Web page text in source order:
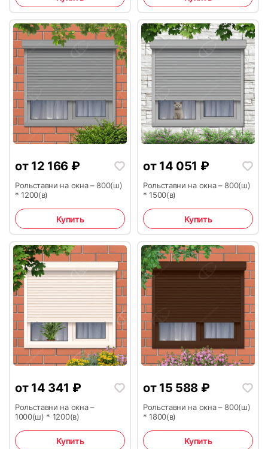
11 12
13 14
15 16
17 18
20
от 12 166 ₽
Рольставни на окна – 800(ш)
* 1200(в)
Купить
от 14 051 ₽
Рольставни на окна – 800(ш)
* 1500(в)
Купить
от 14 341 ₽
Рольставни на окна –
1000(ш) * 1200(в)
Купить
от 15 588 ₽
Рольставни на окна – 800(ш)
* 1800(в)
Купить